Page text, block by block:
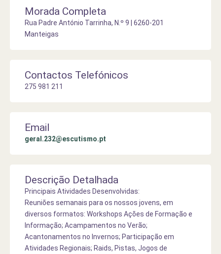
Morada Completa
Rua Padre António Tarrinha, N.º 9 | 6260-201
Manteigas
Contactos Telefónicos
275 981 211
Email
geral.232@escutismo.pt
Descrição Detalhada
Principais Atividades Desenvolvidas:
Reuniões semanais para os nossos jovens, em
diversos formatos: Workshops Ações de Formação e
Informação; Acampamentos no Verão;
Acantonamentos no Invernos; Participação em
Atividades Regionais; Raids, Pistas, Jogos de